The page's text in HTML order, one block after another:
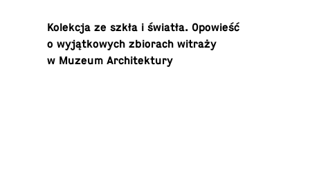
Kolekcja ze szkła i światła. Opowieść
o wyjątkowych zbio­rach witraży
w Muzeum Architektury